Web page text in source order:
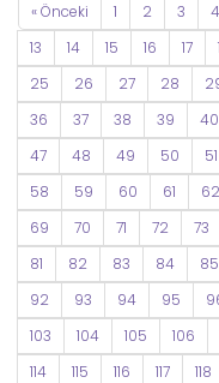
« Önceki 1 2 3 4
13
14 15 16 17
25
26 27 28
36
37 38 39 40
47
48 49 50 51
58
59 60 61 62
69
70 71 72 73
81
82 83 84 85
92
93 94 95
103
104 105 106
114
115 116 117 118